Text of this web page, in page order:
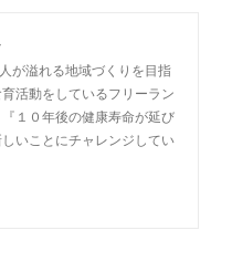
が溢れる地域づくりを目指
活動をしているフリーラン
１０年後の健康寿命が延び
いことにチャレンジしてい